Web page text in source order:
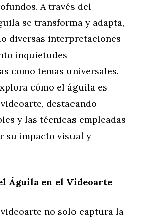
A través del
se transforma y adapta,
diversas interpretaciones
inquietudes
como temas universales.
cómo el águila es
destacando
y las técnicas empleadas
su impacto visual y
Águila en el Videoarte
no solo captura la